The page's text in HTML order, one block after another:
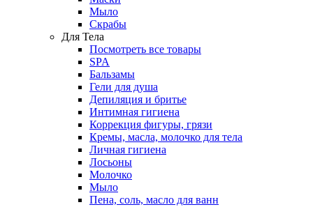
Мыло
Скрабы
Для Тела
Посмотреть все товары
SPA
Бальзамы
Гели для душа
Депиляция и бритье
Интимная гигиена
Коррекция фигуры, грязи
Кремы, масла, молочко для тела
Личная гигиена
Лосьоны
Молочко
Мыло
Пена, соль, масло для ванн